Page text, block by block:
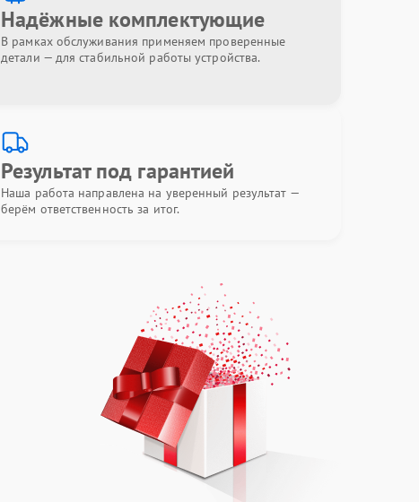
Надёжные комплектующие
В рамках обслуживания применяем проверенные
детали — для стабильной работы устройства.
Результат под гарантией
Наша работа направлена на уверенный результат —
берём ответственность за итог.